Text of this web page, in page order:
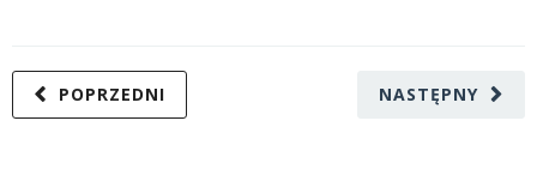
NASTĘPNY
POPRZEDNI